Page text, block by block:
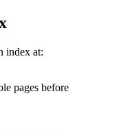
index at:
pages before